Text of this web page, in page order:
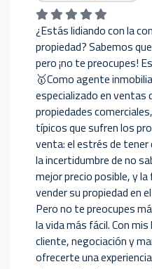
¿Estás lidiando con la
propiedad? Sabemos
pero ¡no te preocupes!
🥇Como agente
especializado en ventas
propiedades
típicos que sufren los
venta: el estrés de
la incertidumbre de no
mejor precio posible, y
vender su propiedad en
Pero no te preocupes
la vida más fácil. Con
cliente, negociación y
ofrecerte una